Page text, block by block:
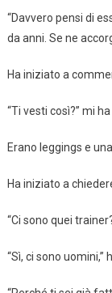
“Davvero pensi di
da anni. Se ne
Ha iniziato a
“Ti vesti così?” mi
Erano leggings e
Ha iniziato a
“Ci sono quei
“Sì, ci sono uomini,”